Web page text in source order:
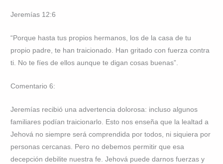
Jeremías 12:6
“Porque hasta tus propios hermanos, los de la casa de tu
propio padre, te han traicionado. Han gritado con fuerza contra
ti. No te fíes de ellos aunque te digan cosas buenas”.
Comentario 6:
Jeremías recibió una advertencia dolorosa: incluso algunos
familiares podían traicionarlo. Esto nos enseña que la lealtad a
Jehová no siempre será comprendida por todos, ni siquiera por
personas cercanas. Pero no debemos permitir que esa
decepción debilite nuestra fe. Jehová puede darnos fuerzas y